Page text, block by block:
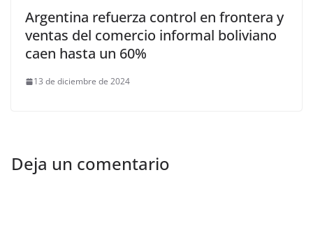
Argentina refuerza control en frontera y
ventas del comercio informal boliviano
caen hasta un 60%
13 de diciembre de 2024
Deja un comentario